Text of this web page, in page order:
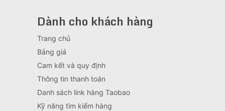
Dành cho khách hàng
Trang chủ
Bảng giá
Cam kết và quy định
Thông tin thanh toán
Danh sách link hàng Taobao
Kỹ năng tìm kiếm hàng